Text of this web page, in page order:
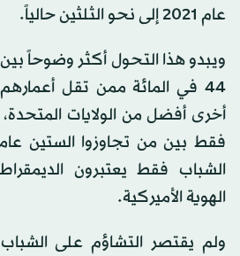
عام 2021 إلى نحو الثلثين حالياً.
ويبدو هذا التحول أكثر وضوحاً بين
فقط بين من تجاوزوا الستين
الشباب فقط يعتبرون
الهوية الأميركية.
ولم يقتصر التشاؤم على